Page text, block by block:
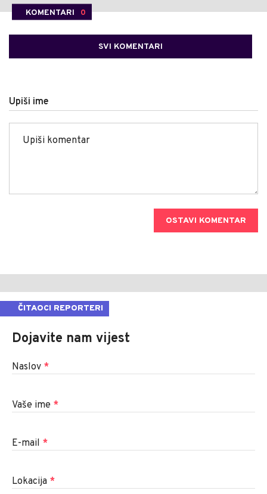
KOMENTARI 0
SVI KOMENTARI
Upiši ime
OSTAVI KOMENTAR
ČITAOCI REPORTERI
Dojavite nam vijest
Naslov *
Vaše ime *
E-mail *
Lokacija *